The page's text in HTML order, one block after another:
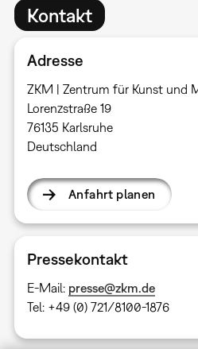
Kontakt
Adresse
ZKM | Zentrum für Kunst und
Lorenzstraße 19
76135 Karlsruhe
Deutschland
Anfahrt planen
Pressekontakt
E-Mail: presse@zkm.de
Tel: +49 (0) 721/8100-1876